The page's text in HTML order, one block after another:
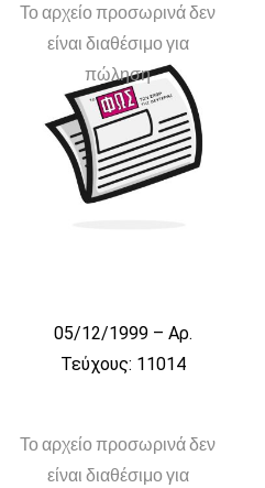
Το αρχείο προσωρινά δεν
είναι διαθέσιμο για
πώληση
05/12/1999 – Αρ.
Τεύχους: 11014
Το αρχείο προσωρινά δεν
είναι διαθέσιμο για